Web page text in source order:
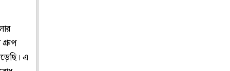
গ্রুপ
এ